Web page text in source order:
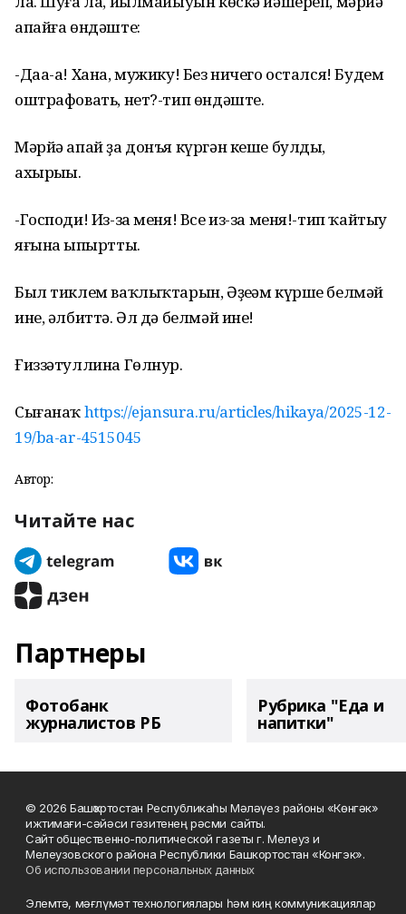
апайға өндәште:
-Даа-а! Хана, мужику! Без ничего остался! Будем
оштрафовать, нет?-тип өндәште.
Мәрйә апай ҙа донъя күргән кеше булды,
ахырыһы.
-Господи! Из-за меня! Все из-за меня!-тип ҡайтыу
яғына һыпыртты.
Был тиклем ваҡлыҡтарын, Әҙеһәм күрше белмәй
ине, әлбиттә. Әл дә белмәй ине!
Ғиззәтуллина Гөлнур.
Сығанаҡhttps://ejansura.ru/articles/hikaya/2025-12-
19/ba-ar-4515045
Автор:
Читайте нас
Партнеры
Фотобанк
журналистов РБ
Рубрика "Еда и
напитки"
© 2026 Башҡортостан Республикаһы Мәләүез районы «Көнгәк»
ижтимағи-сәйәси гәзитенең рәсми сайты.
Сайт общественно-политической газеты г. Мелеуз и
Мелеузовского района Республики Башкортостан «Конгэк».
Об использовании персональных данных
Элемтә, мәғлүмәт технологиялары һәм киң коммуникациялар